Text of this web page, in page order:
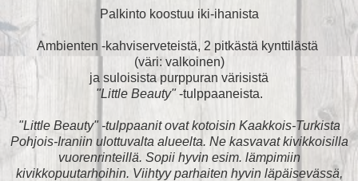
Palkinto koostuu iki-ihanista
Ambienten -kahviserveteistä, 2 pitkästä kynttilästä
(väri: valkoinen)
ja suloisista purppuran värisistä
"Little Beauty"-tulppaaneista.
"Little Beauty" -tulppaanit ovat kotoisin Kaakkois-Turkista
Pohjois-Iraniin ulottuvalta alueelta. Ne kasvavat kivikkoisilla
vuorenrinteillä. Sopii hyvin esim. lämpimiin
kivikkopuutarhoihin. Viihtyy parhaiten hyvin läpäisevässä,